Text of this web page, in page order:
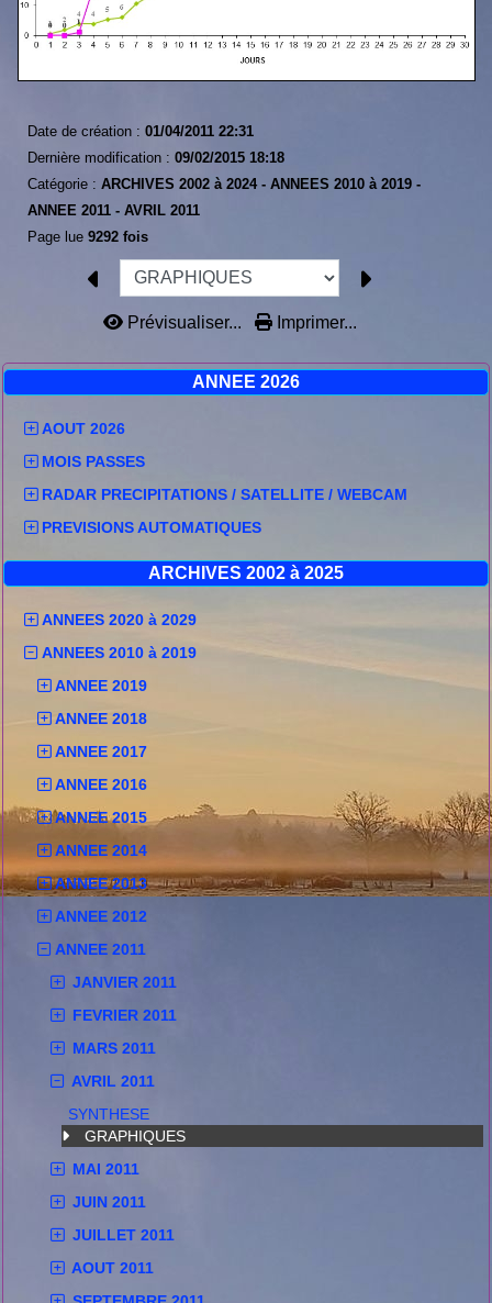
ANNEE 2026
AOUT 2026
MOIS PASSES
RADAR PRECIPITATIONS / SATELLITE / WEBCAM
PREVISIONS AUTOMATIQUES
ARCHIVES 2002 à 2025
ANNEES 2020 à 2029
ANNEES 2010 à 2019
ANNEE 2019
ANNEE 2018
ANNEE 2017
ANNEE 2016
ANNEE 2015
ANNEE 2014
ANNEE 2013
ANNEE 2012
ANNEE 2011
JANVIER 2011
FEVRIER 2011
MARS 2011
AVRIL 2011
SYNTHESE
GRAPHIQUES
MAI 2011
JUIN 2011
JUILLET 2011
AOUT 2011
Date de création : 01/04/2011 22:31
Dernière modification : 09/02/2015 18:18
Catégorie : ARCHIVES 2002 à 2024 - ANNEES 2010 à 2019 -
ANNEE 2011 - AVRIL 2011
Page lue 9292 fois
Prévisualiser... Imprimer...